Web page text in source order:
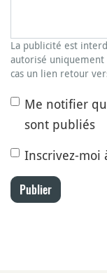
La publicité est
autorisé
cas un lien retour
Me notifier
sont publiés
Inscrivez-moi
Publier